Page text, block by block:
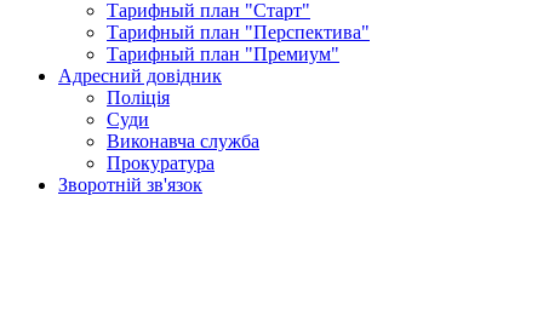
Тарифный план "Старт"
Тарифный план "Перспектива"
Тарифный план "Премиум"
Адресний довідник
Поліція
Суди
Виконавча служба
Прокуратура
Зворотній зв'язок